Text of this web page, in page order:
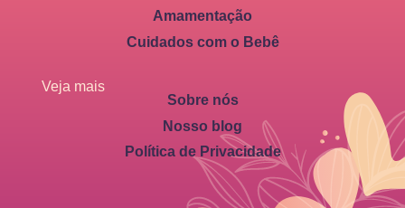
Amamentação
Cuidados com o Bebê
Veja mais
Sobre nós
Nosso blog
Política de Privacidade